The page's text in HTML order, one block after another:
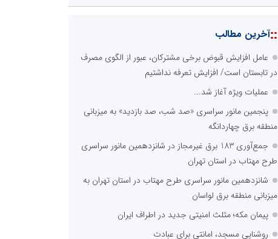
::آخرین مطالب
عامل افزایش قبوض برخی مشترکان، عبور از الگوی مصرف
در تابستان است/ افزایش تعرفه نداشتیم
عملیات ویژه آغاز شد...
پنجمین مانور سراسری «صد شب، صد بازدید» به میزبانی
منطقه برق چهاردانگه
جمع‌آوری 183 برق غیرمجاز در شانزدهمین مانور سراسری
طرح مهتاب در استان تهران
شانزدهمین مانور سراسری طرح مهتاب در استان تهران به
میزبانی منطقه برق لواسان
پیمان مکه؛ مثلث امنیتی جدید در اطراف ایران
روشنایی مسجد، امانتی برای عبادت